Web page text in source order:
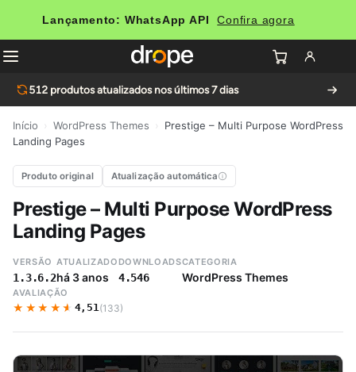
Lançamento: WhatsApp API Confira agora
512 produtos atualizados nos últimos 7 dias
Início WordPress Themes
Prestige – Multi Purpose WordPress
Landing Pages
Produto original Atualização automática
Prestige – Multi Purpose WordPress
Landing Pages
VERSÃO
1.3.6.2
ATUALIZADO
há 3 anos
DOWNLOADS
4.546
CATEGORIA
WordPress Themes
AVALIAÇÃO
★★★★★
★★★★★ 4,51(133)